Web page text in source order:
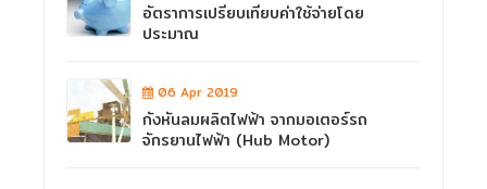
อัตราการเปรียบเทียบค่าใช้จ่ายโดย
ประมาณ
06 Apr 2019
กังหันลมผลิตไฟฟ้า จากมอเตอร์รถ
จักรยานไฟฟ้า (Hub Motor)